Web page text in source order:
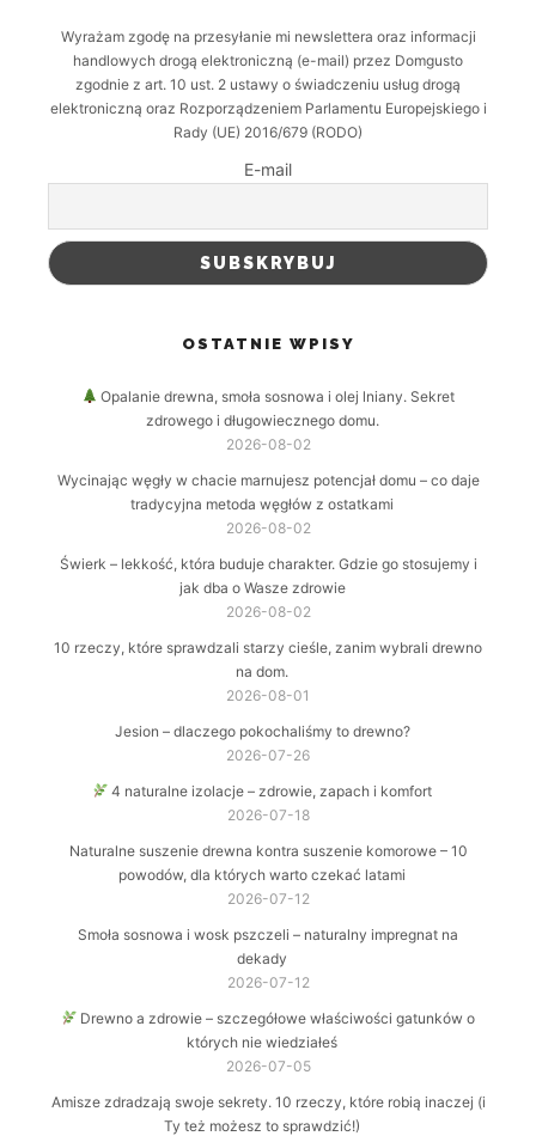
Wyrażam zgodę na przesyłanie mi newslettera oraz informacji
handlowych drogą elektroniczną (e-mail) przez Domgusto
zgodnie z art. 10 ust. 2 ustawy o świadczeniu usług drogą
elektroniczną oraz Rozporządzeniem Parlamentu Europejskiego i
Rady (UE) 2016/679 (RODO)
E-mail
OSTATNIE WPISY
Opalanie drewna, smoła sosnowa i olej lniany. Sekret
zdrowego i długowiecznego domu.
2026-08-02
Wycinając węgły w chacie marnujesz potencjał domu – co daje
tradycyjna metoda węgłów z ostatkami
2026-08-02
Świerk – lekkość, która buduje charakter. Gdzie go stosujemy i
jak dba o Wasze zdrowie
2026-08-02
10 rzeczy, które sprawdzali starzy cieśle, zanim wybrali drewno
na dom.
2026-08-01
Jesion – dlaczego pokochaliśmy to drewno?
2026-07-26
4 naturalne izolacje – zdrowie, zapach i komfort
2026-07-18
Naturalne suszenie drewna kontra suszenie komorowe – 10
powodów, dla których warto czekać latami
2026-07-12
Smoła sosnowa i wosk pszczeli – naturalny impregnat na
dekady
2026-07-12
Drewno a zdrowie – szczegółowe właściwości gatunków o
których nie wiedziałeś
2026-07-05
Amisze zdradzają swoje sekrety. 10 rzeczy, które robią inaczej (i
Ty też możesz to sprawdzić!)